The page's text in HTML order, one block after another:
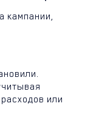
кампании,
или